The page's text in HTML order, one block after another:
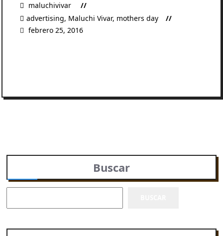
maluchivivar
advertising, Maluchi Vivar, mothers day
febrero 25, 2016
Buscar